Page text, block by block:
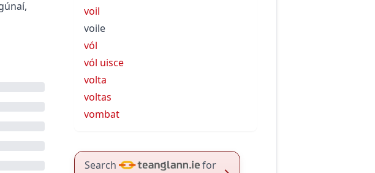
voil
voile
vól
vól uisce
volta
voltas
vombat
Search for